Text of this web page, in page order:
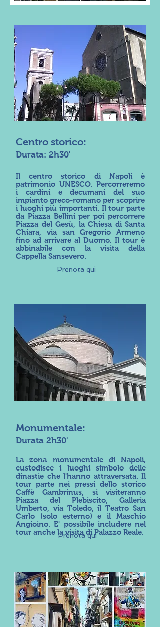
Centro storico:
Durata: 2h30'
Il centro storico di Napoli è
patrimonio UNESCO. Percorreremo
i cardini e decumani del suo
impianto greco-romano per scoprire
i luoghi più importanti. Il tour parte
da Piazza Bellini per poi percorrere
Piazza del Gesù, la Chiesa di Santa
Chiara, via san Gregorio Armeno
fino ad arrivare al Duomo. Il tour è
abbinabile con la visita della
Cappella Sansevero.
Prenota qui
Monumentale:
Durata 2h30'
La zona monumentale di Napoli,
custodisce i luoghi simbolo delle
dinastie che l'hanno attraversata. Il
tour parte nei pressi dello storico
Caffè Gambrinus, si visiteranno
Piazza del Plebiscito, Galleria
Umberto, via Toledo, il Teatro San
Carlo (solo esterno) e il Maschio
Angioino. E' possibile includere nel
tour anche la visita di Palazzo Reale.
Prenota qui